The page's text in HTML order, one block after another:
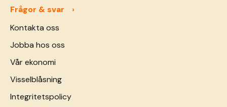
Frågor & svar
Kontakta oss
Jobba hos oss
Vår ekonomi
Visselblåsning
Integritetspolicy